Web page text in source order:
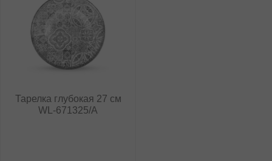
Тарелка глубокая 27 см
WL‑671325/A